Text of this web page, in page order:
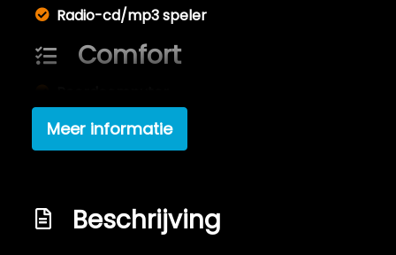
Radio-cd/mp3 speler
Comfort
Cruise control
Meer informatie
Beschrijving